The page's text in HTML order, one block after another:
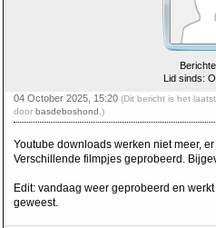
Lid sinds:
04 October 2025, 15:20 (Dit bericht is het
door basdeboshond .)
Youtube downloads werken niet meer,
Verschillende filmpjes geprobeerd.
Edit: vandaag weer geprobeerd en
geweest.